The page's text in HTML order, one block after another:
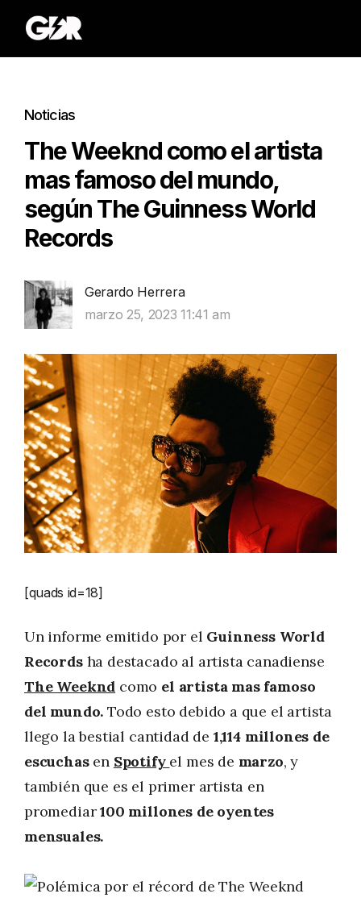
Noticias
The Weeknd como el artista
mas famoso del mundo,
según The Guinness World
Records
Gerardo Herrera
marzo 25, 2023 11:41 am
[quads id=18]
Un informe emitido por el Guinness World
Recordsha destacado al artista canadiense
The Weeknd como el artista mas famoso
del mundo. Todo esto debido a que el artista
llego la bestial cantidad de 1,114 millones de
escuchasen Spotify el mes de marzo, y
también que es el primer artista en
promediar100 millones de oyentes
mensuales.